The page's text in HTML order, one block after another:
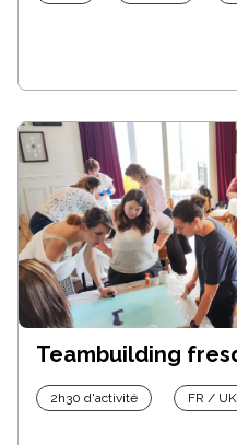
Teambuilding
2h30 d'activité FR / UK